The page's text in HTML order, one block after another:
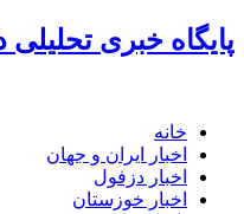
پرش
به
پایگاه خبری تحلیلی
خانه
اخبار ایران و جهان
اخبار دزفول
اخبار خوزستان